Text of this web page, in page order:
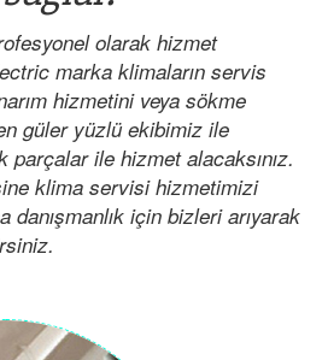
olarak hizmet
marka klimaların servis
hizmetini veya sökme
güler yüzlü ekibimiz ile
parçalar ile hizmet alacaksınız.
klima servisi hizmetimizi
danışmanlık için bizleri arıyarak